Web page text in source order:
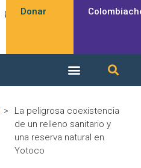
Donar
La peligrosa coexistencia
de un relleno sanitario y
una reserva natural en
Yotoco